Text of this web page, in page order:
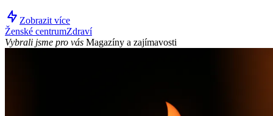
Zobrazit více
Ženské centrumZdraví
Vybrali jsme pro vás Magazíny a zajímavosti